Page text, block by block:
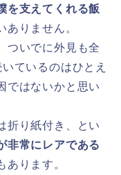
を支えてくれる飯
ありません。
ついでに外見も全
ているのはひとえ
ではないかと思い
折り紙付き、とい
非常にレアである
あります。